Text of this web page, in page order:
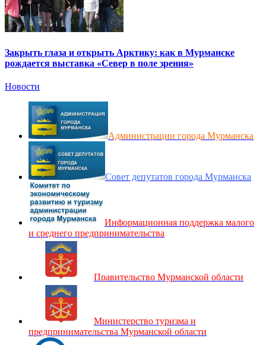
Закрыть глаза и открыть Арктику: как в Мурманске
рождается выставка «Север в поле зрения»
Новости
Администрации города Мурманска
Совет депутатов города Мурманска
Информационная поддержка малого
и среднего предпринимательства
Правительство Мурманской области
Министерство туризма и
предпринимательства Мурманской области